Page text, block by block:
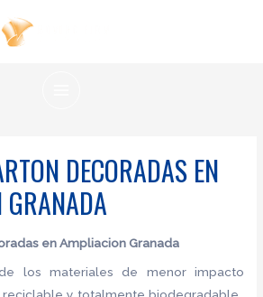
DECORADAS EN
en Ampliacion Granada
los materiales de menor impacto
y totalmente biodegradable.